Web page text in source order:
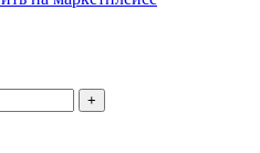
+